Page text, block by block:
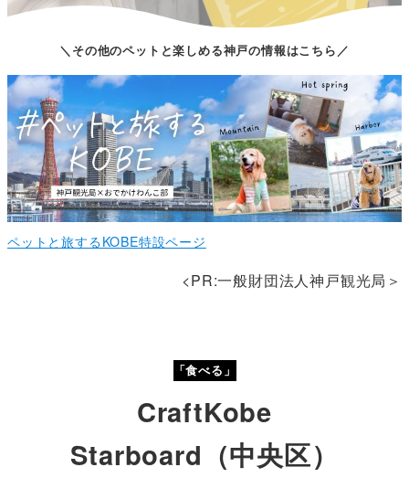
＼その他のペットと楽しめる神戸の情報はこちら／
ペットと旅するKOBE特設ページ
<PR:一般財団法人神戸観光局＞
「食べる」
CraftKobe
Starboard（中央区）